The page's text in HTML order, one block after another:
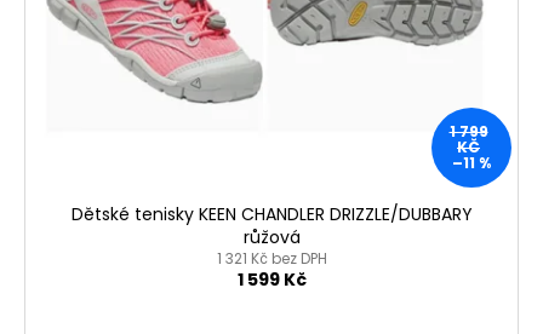
1 799
KČ
–11 %
Dětské tenisky KEEN CHANDLER DRIZZLE/DUBBARY
růžová
1 321 Kč bez DPH
1 599 Kč